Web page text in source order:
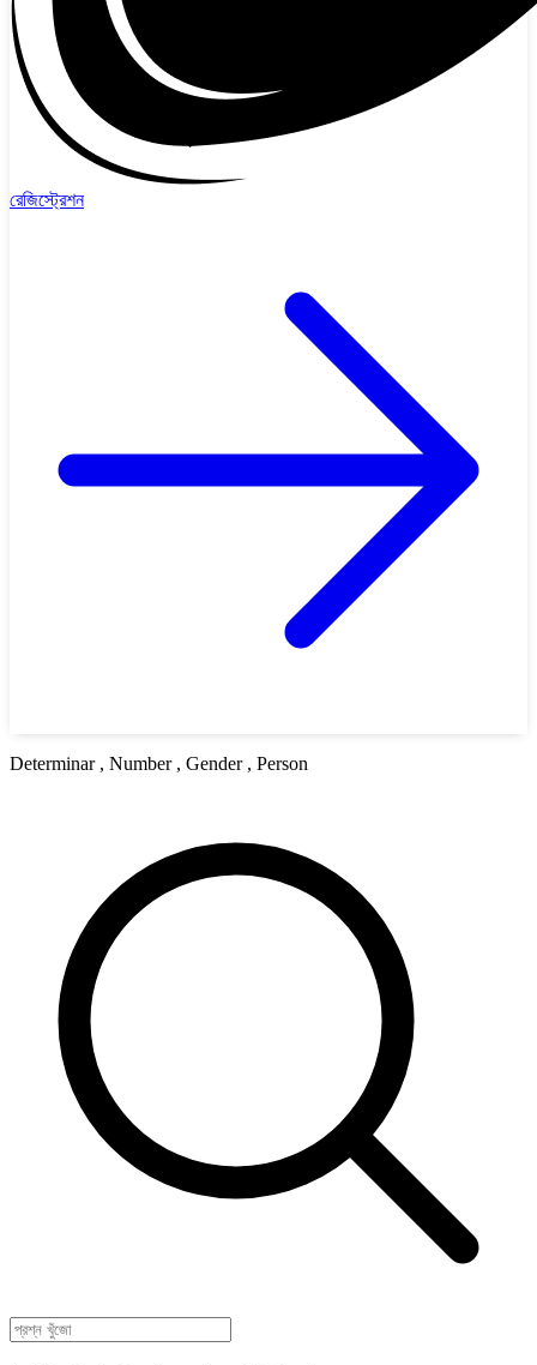
রেজিস্ট্রেশন
Determinar , Number , Gender , Person